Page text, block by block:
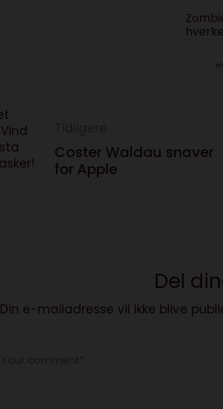
Coster Waldau snaver
for Apple
Del
Din e-mailadresse vil ikke blive